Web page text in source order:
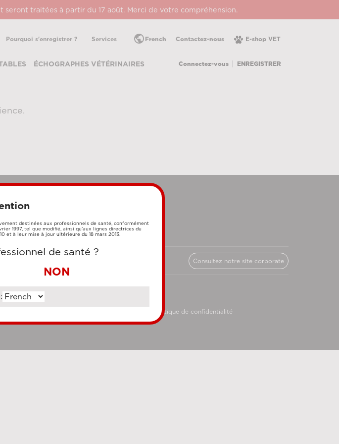
seront traitées à partir du 17 août. Merci de votre compréhension.
Pourquoi s'enregistrer ? Services E-shop VET
Contactez-nous
public French
ÉCHOGRAPHES VÉTÉRINAIRES Connectez-vous ENREGISTRER
VIREMENT
BANCAIRE
Consultez notre site corporate
Politique de confidentialité
destinées aux professionnels de santé, conformément
1997, tel que modifié, ainsi qu’aux lignes directrices du
et à leur mise à jour ultérieure du 18 mars 2013.
de santé ?
NON